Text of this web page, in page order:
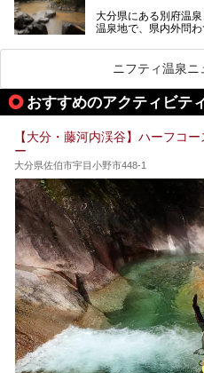
別府温泉は共同湯も
ている所もあります。
あるんです。
これを読んで別府温
大分県にある別府温
温泉地で、県内外問
八湯温泉道とは別府
って88ヶ所のスタン
いうものです。
別府には朝早くから
湯や、日帰りのみの
人を目指してみては
ニフティ温泉ニ
おすすめのアクティビテ
【大分・藤河内渓谷】ハーフコ
ー
大分県佐伯市宇目小野市448-1